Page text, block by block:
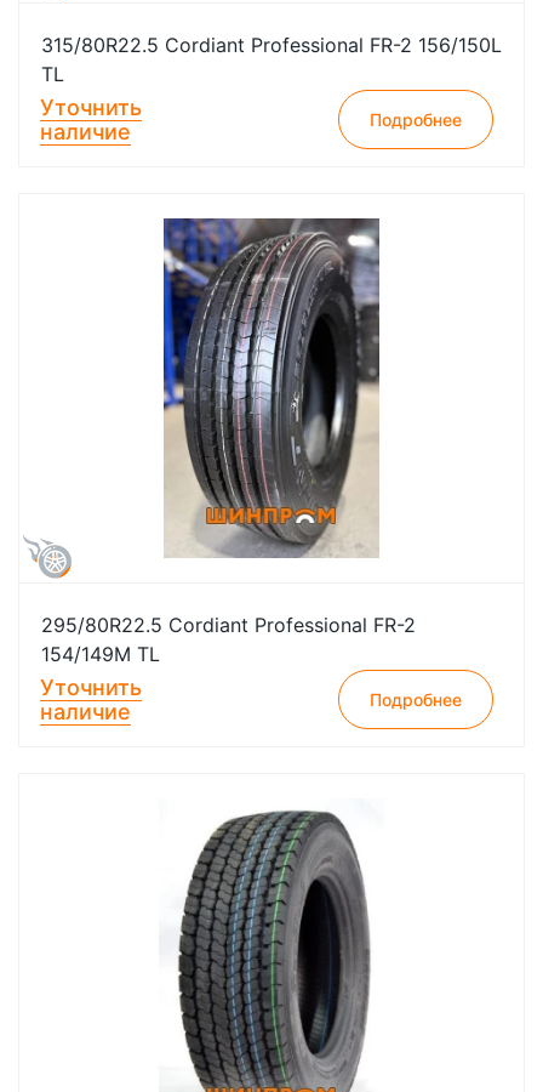
315/80R22.5 Cordiant Professional FR-2 156/150L
TL
Уточнить
наличие
Подробнее
295/80R22.5 Cordiant Professional FR-2
154/149М TL
Уточнить
наличие
Подробнее